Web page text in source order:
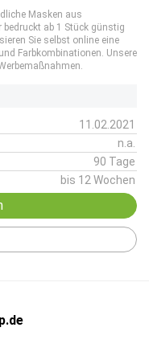
Masken aus
bedruckt ab 1 Stück günstig
Sie selbst online eine
Farbkombinationen. Unsere
11.02.2021
n.a.
90 Tage
bis 12 Wochen